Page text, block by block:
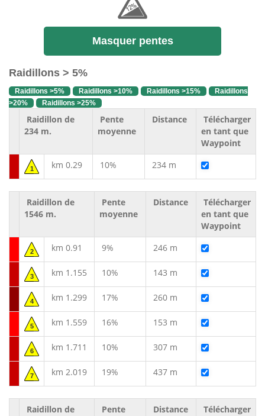
Masquer pentes
Raidillons > 5%
Raidillons >5% Raidillons >10% Raidillons >15%
Raidillons
>20%
Raidillons >25%
Raidillon de
234 m.
Pente
moyenne
Distance
Télécharger
en tant que
Waypoint
1 km 0.29 10% 234 m
Raidillon de
1546 m.
Pente
moyenne
Distance
Télécharger
en tant que
Waypoint
2 km 0.91 9% 246 m
3 km 1.155 10% 143 m
4 km 1.299 17% 260 m
5 km 1.559 16% 153 m
6 km 1.711 10% 307 m
7 km 2.019 19% 437 m
Raidillon de
Pente
Distance
Télécharger